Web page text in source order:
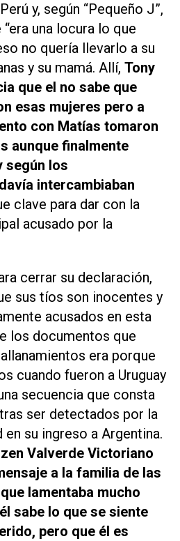
y, según “Pequeño J”,
una locura lo que
no quería llevarlo a su
y su mamá. Allí, Tony
que el no sabe que
esas mujeres pero a
con Matías tomaron
aunque finalmente
según los
intercambiaban
clave para dar con la
acusado por la
cerrar su declaración,
sus tíos son inocentes y
acusados en esta
los documentos que
era porque
cuando fueron a Uruguay
secuencia que consta
ser detectados por la
en su ingreso a Argentina.
Valverde Victoriano
a la familia de las
lamentaba mucho
sabe lo que se siente
pero que él es